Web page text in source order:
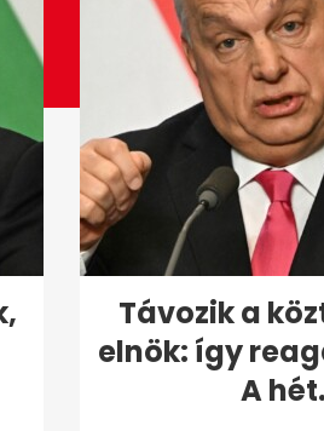
Távozik a
elnök: így
A